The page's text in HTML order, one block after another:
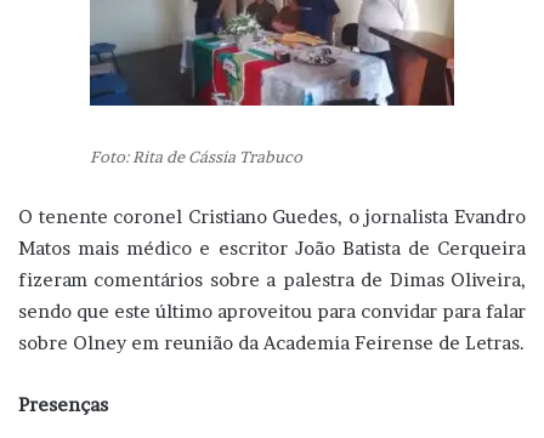
Foto: Rita de Cássia Trabuco
O tenente coronel Cristiano Guedes, o jornalista Evandro
Matos mais médico e escritor João Batista de Cerqueira
fizeram comentários sobre a palestra de Dimas Oliveira,
sendo que este último aproveitou para convidar para falar
sobre Olney em reunião da Academia Feirense de Letras.
Presenças